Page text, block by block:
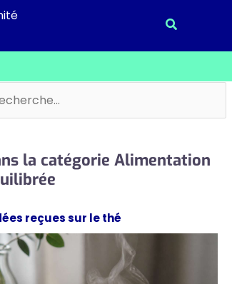
la catégorie Alimentation
reçues sur le thé